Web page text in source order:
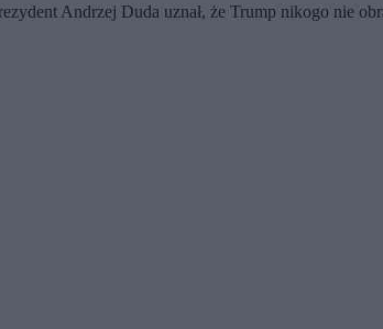
Andrzej Duda uznał, że Trump nikogo nie